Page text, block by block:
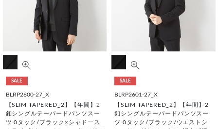
SALE
BLRP2600-27_X
【SLIM TAPERED_2】【年間】2
釦シングルテーパードパンツスー
ツ 0タック/ブラック×シャドース
SALE
BLRP2601-27_X
【SLIM TAPERED_2】【年間】2
釦シングルテーパードパンツスー
ツ 0タック/ブラック/ウエストシ